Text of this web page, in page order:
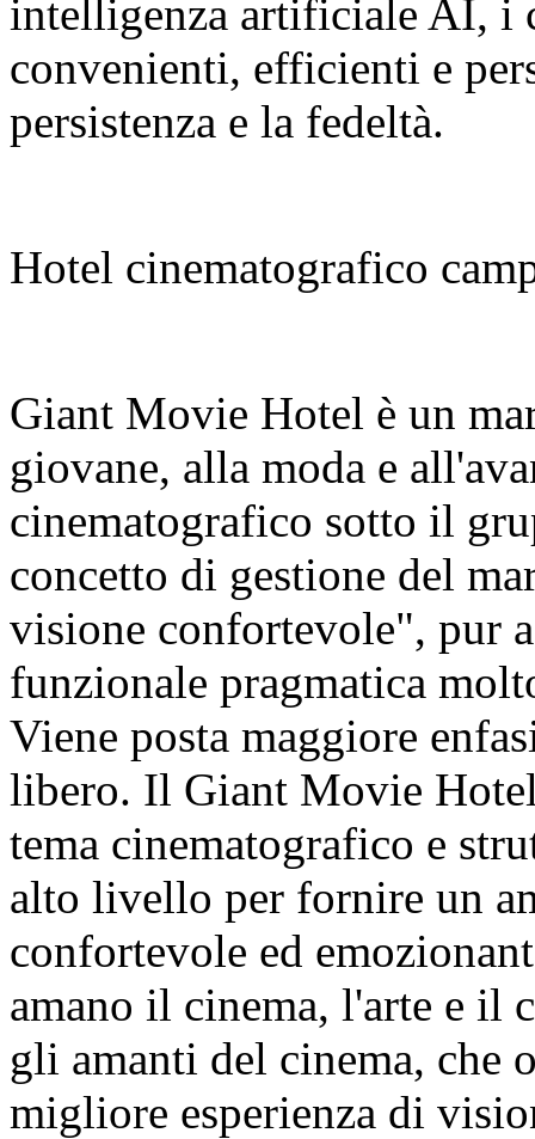
intelligenza artificiale AI, i
convenienti, efficienti e
persistenza e la fedeltà.
Hotel cinematografico
Giant Movie Hotel è un
giovane, alla moda e
cinematografico sotto il
concetto di gestione del
visione confortevole", pur
funzionale pragmatica
Viene posta maggiore
libero. Il Giant Movie
tema cinematografico e
alto livello per fornire un
confortevole ed
amano il cinema, l'arte e il
gli amanti del cinema, che
migliore esperienza di